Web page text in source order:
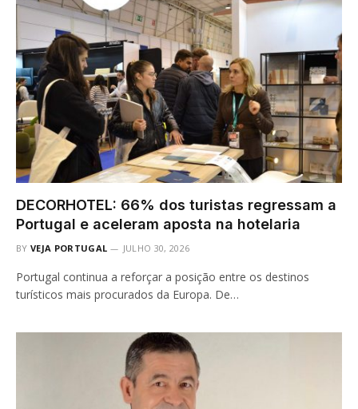
DECORHOTEL: 66% dos turistas regressam a
Portugal e aceleram aposta na hotelaria
BY VEJA PORTUGAL JULHO 30, 2026
Portugal continua a reforçar a posição entre os destinos
turísticos mais procurados da Europa. De…